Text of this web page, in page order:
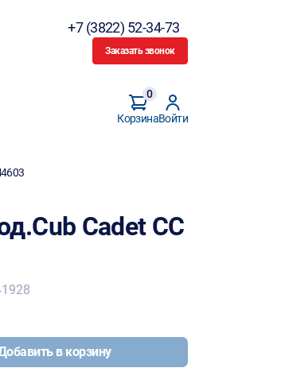
+7 (3822) 52-34-73
Заказать звонок
Корзина
0
Войти
Cadet CC
в корзину